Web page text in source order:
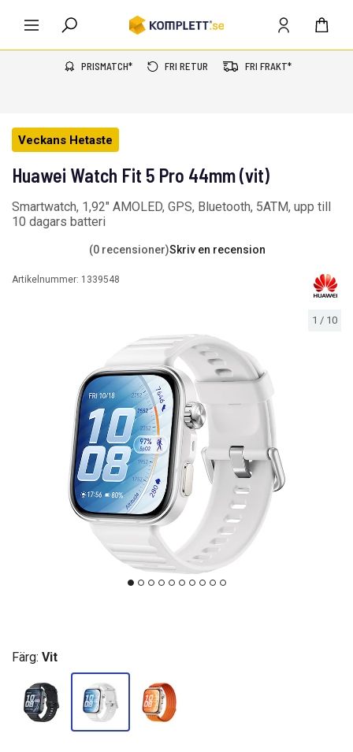
PRISMATCH* FRI RETUR FRI FRAKT*
1 / 10
Veckans Hetaste
Huawei Watch Fit 5 Pro 44mm (vit)
Smartwatch, 1,92" AMOLED, GPS, Bluetooth, 5ATM, upp till
10 dagars batteri
(0 recensioner)Skriv en recension
Artikelnummer: 1339548
Färg: Vit